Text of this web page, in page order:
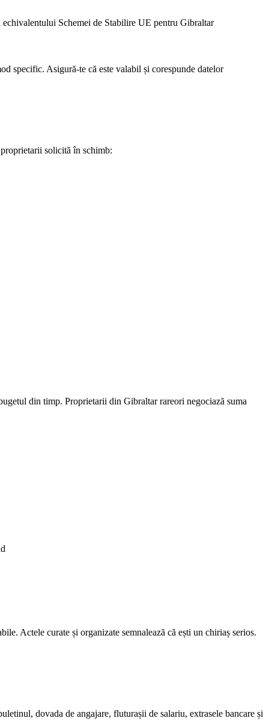
Schemei de Stabilire UE pentru Gibraltar
specific. Asigură-te că este valabil și corespunde datelor
solicită în schimb:
din timp. Proprietarii din Gibraltar rareori negociază suma
Actele curate și organizate semnalează că ești un chiriaș serios.
dovada de angajare, fluturașii de salariu, extrasele bancare și